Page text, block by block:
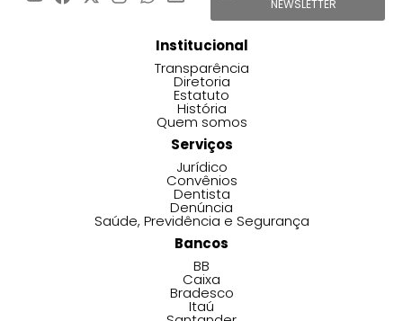
NEWSLETTER
Institucional
Transparência
Diretoria
Estatuto
História
Quem somos
Serviços
Jurídico
Convênios
Dentista
Denúncia
Saúde, Previdência e Segurança
Bancos
BB
Caixa
Bradesco
Itaú